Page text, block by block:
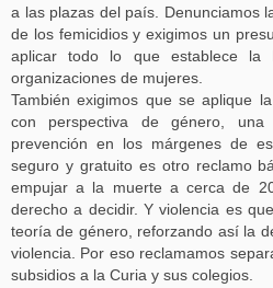
a las plazas del país. Denunciamos
de los femicidios y exigimos un
aplicar todo lo que establece
organizaciones de mujeres.
También exigimos que se aplique
con perspectiva de género,
prevención en los márgenes de
seguro y gratuito es otro reclamo
empujar a la muerte a cerca de
derecho a decidir. Y violencia es
teoría de género, reforzando así la
violencia. Por eso reclamamos
subsidios a la Curia y sus colegios.